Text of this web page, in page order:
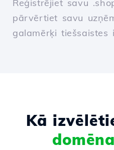
Reģistrējiet savu
pārvērtiet savu
galamērķi tiešsaistes
Kā